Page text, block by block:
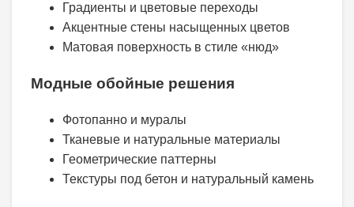
Градиенты и цветовые переходы
Акцентные стены насыщенных цветов
Матовая поверхность в стиле «нюд»
Модные обойные решения
Фотопанно и муралы
Тканевые и натуральные материалы
Геометрические паттерны
Текстуры под бетон и натуральный камень